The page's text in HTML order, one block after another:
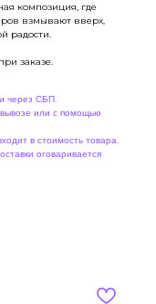
композиция, где
взмывают вверх,
радости.
заказе.
через СБП.
или с помощью
в стоимость товара.
оговаривается